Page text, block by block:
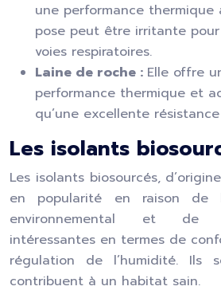
une performance thermique
pose peut être irritante
voies respiratoires.
Laine de roche : Elle offre
performance thermique et
qu’une excellente
Les isolants
Les isolants biosourcés,
en popularité en raison de
environnemental et de
intéressantes en termes de
régulation de l’humidité. Ils
contribuent à un habitat sain.